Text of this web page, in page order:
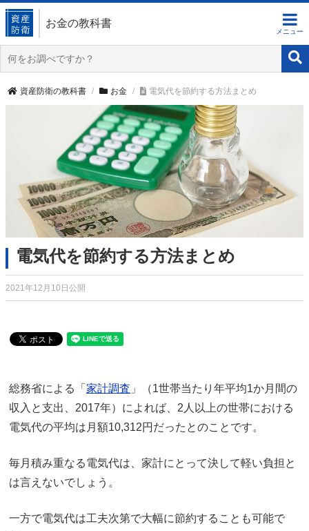
お金の教科書
資産防衛の教科書 お金 電気代を節約する方法まとめ
電気代を節約する方法まとめ
2021年12月10日公開
総務省による「 家計調査 」（1世帯当たり年平均1か月間の
収入と支出、2017年）によれば、2人以上の世帯における
電気代の平均は月額10,312円だったとのことです。
毎月積み重なる電気代は、家計にとって決して軽い負担と
は言えないでしょう。
一方で電気代は工夫次第で大幅に節約することも可能で